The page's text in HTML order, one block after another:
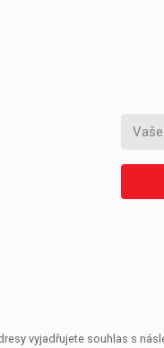
vyjadřujete souhlas s